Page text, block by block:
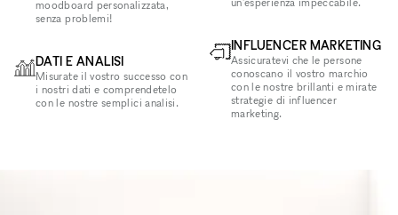
moodboard personalizzata,
senza problemi!
DATI E ANALISI
Misurate il vostro successo con
i nostri dati e comprendetelo
con le nostre semplici analisi.
INFLUENCER MARKETING
Assicuratevi che le persone
conoscano il vostro marchio
con le nostre brillanti e mirate
strategie di influencer
marketing.